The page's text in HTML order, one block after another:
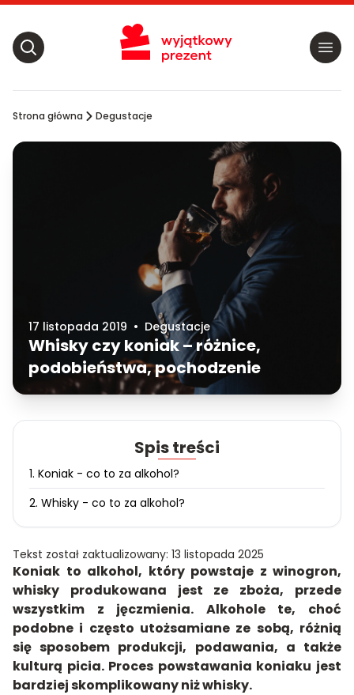
Strona główna Degustacje
17 listopada 2019 • Degustacje
Whisky czy koniak – różnice,
podobieństwa, pochodzenie
Spis treści
1. Koniak - co to za alkohol?
2. Whisky - co to za alkohol?
Tekst został zaktualizowany: 13 listopada 2025
Koniak to alkohol, który powstaje z winogron,
whisky produkowana jest ze zboża, przede
wszystkim z jęczmienia. Alkohole te, choć
podobne i często utożsamiane ze sobą, różnią
się sposobem produkcji, podawania, a także
kulturą picia. Proces powstawania koniaku jest
bardziej skomplikowany niż whisky.